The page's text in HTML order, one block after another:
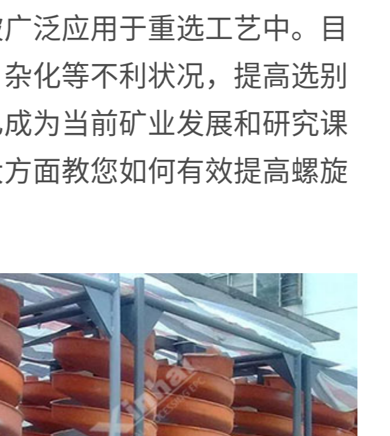
泛应用于重选工艺中。目
化等不利状况，提高选别
为当前矿业发展和研究课
面教您如何有效提高螺旋